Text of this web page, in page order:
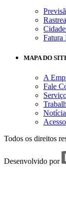
Fatura
MAPA DO
A
Fale
Todos os direitos
Desenvolvido por